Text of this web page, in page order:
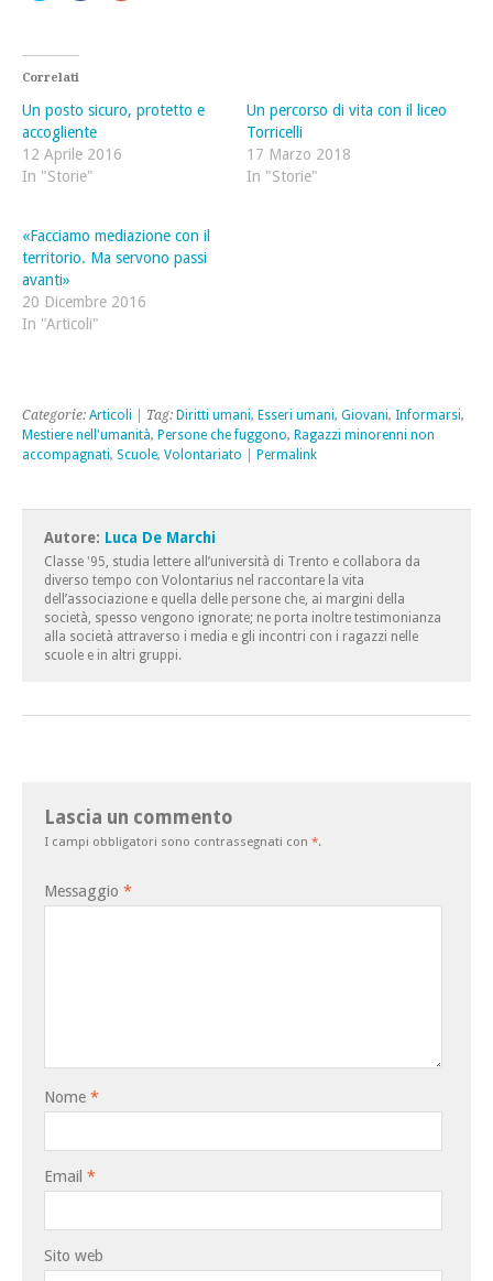
Twitter
(Si
apre
una
nuova
finestra)
nuova
finestra)
una
nuova
Correlati
Un posto sicuro, protetto e
accogliente
12 Aprile 2016
In "Storie"
Un percorso di vita con il liceo
Torricelli
17 Marzo 2018
In "Storie"
«Facciamo mediazione con il
territorio. Ma servono passi
avanti»
20 Dicembre 2016
In "Articoli"
Categorie: Articoli | Tag: Diritti umani, Esseri umani, Giovani, Informarsi,
Mestiere nell'umanità, Persone che fuggono, Ragazzi minorenni non
accompagnati, Scuole, Volontariato Permalink
Autore: Luca De Marchi
Classe '95, studia lettere all’università di Trento e collabora da
diverso tempo con Volontarius nel raccontare la vita
dell’associazione e quella delle persone che, ai margini della
società, spesso vengono ignorate; ne porta inoltre testimonianza
alla società attraverso i media e gli incontri con i ragazzi nelle
scuole e in altri gruppi.
Lascia un commento
I campi obbligatori sono contrassegnati con *.
Messaggio *
Nome *
Email *
Sito web